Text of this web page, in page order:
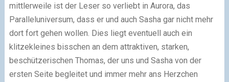
mittlerweile ist der Leser so verliebt in Aurora, das
Paralleluniversum, dass er und auch Sasha gar nicht mehr
dort fort gehen wollen. Dies liegt eventuell auch ein
klitzekleines bisschen an dem attraktiven, starken,
beschützerischen Thomas, der uns und Sasha von der
ersten Seite begleitet und immer mehr ans Herzchen